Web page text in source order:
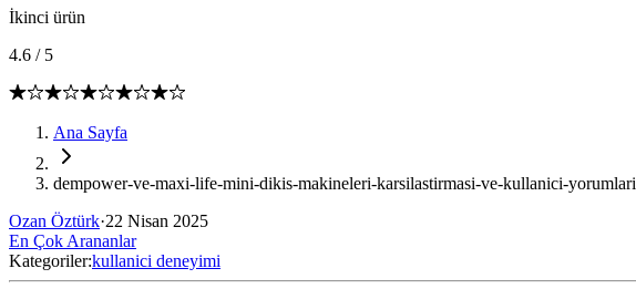
İkinci ürün
4.6 / 5
Ana Sayfa
dempower-ve-maxi-life-mini-dikis-makineleri-karsilastirmasi-ve-kullanici-yorumlari
Ozan Öztürk·22 Nisan 2025
En Çok Arananlar
Kategoriler:kullanici deneyimi